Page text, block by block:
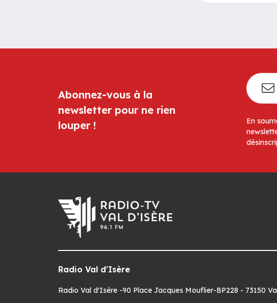
Abonnez-vous à la
newsletter pour ne rien
louper !
En
Radio Val d'Isère
Radio Val d'Isère -90 Place Jacques Mouflier-BP228 - 73150